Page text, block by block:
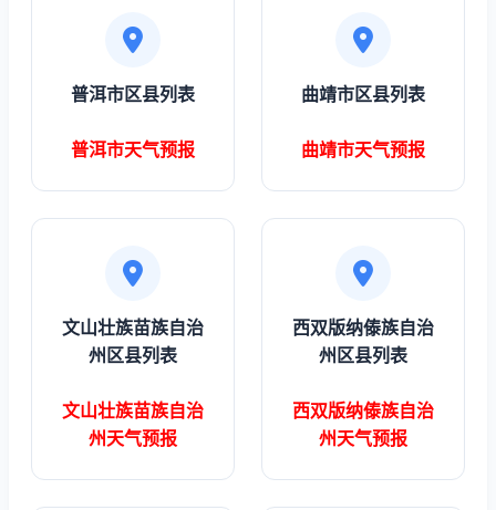
普洱市区县列表
普洱市天气预报
曲靖市区县列表
曲靖市天气预报
文山壮族苗族自治
州区县列表
文山壮族苗族自治
州天气预报
西双版纳傣族自治
州区县列表
西双版纳傣族自治
州天气预报